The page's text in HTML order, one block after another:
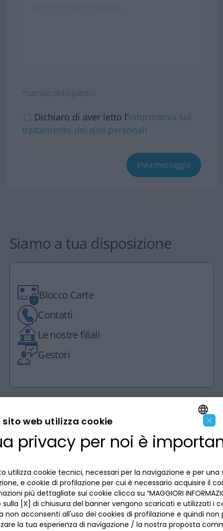
*campo obbligatorio
Dichiaro di aver letto l’informativa sul
trattamento dei dati personali
Siamo a tua disposizione
Blocco Carte
Contatti
Le nostre filiali
Gestori
LA BANCA
Dove siamo
Lavora con noi
INFORMAZIONI PER IL CLIENTE
Privacy
La tua scelta sui cookies
ACCESSIBILITÀ E APP
SEGUICI SUI SOCIAL
ENGLISH
×
sito web utilizza cookie
privacy per noi è
utilizza cookie tecnici, necessari per la navigazione e per una
e cookie di profilazione per cui è necessario acquisire il
più dettagliate sui cookie clicca su “MAGGIORI
[X] di chiusura del banner vengono scaricati e utilizzati i
non acconsenti all'uso dei cookies di profilazione e quindi non
la tua esperienza di navigazione / la nostra proposta